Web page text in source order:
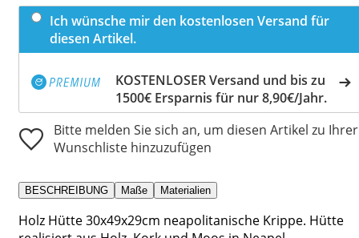
Ich wünsche mir den kostenlosen Versand für
diesen Artikel.
KOSTENLOSER Versand und bis zu
1500€ Ersparnis für nur 8,90€/Jahr.
Bitte melden Sie sich an, um diesen Artikel zu Ihrer
Wunschliste hinzuzufügen
BESCHREIBUNG Maße Materialien
Holz Hütte 30x49x29cm neapolitanische Krippe. Hütte